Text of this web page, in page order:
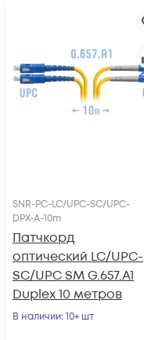
SNR-PC-LC/UPC-SC/UPC-
DPX-A-10m
Патчкорд
оптический LC/UPC-
SC/UPC SM G.657.A1
Duplex 10 метров
В наличии: 10+ шт